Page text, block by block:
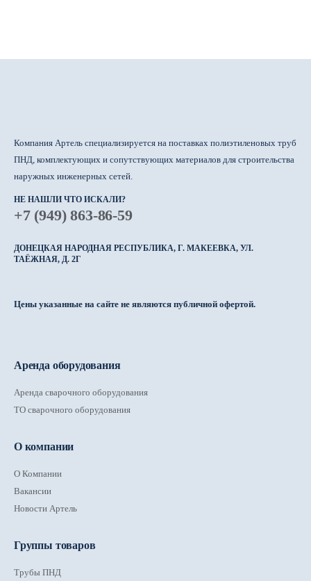
Компания Артель специализируется на поставках полиэтиленовых труб
ПНД, комплектующих и сопутствующих материалов для строительства
наружных инженерных сетей.
НЕ НАШЛИ ЧТО ИСКАЛИ?
+7 (949) 863-86-59
ДОНЕЦКАЯ НАРОДНАЯ РЕСПУБЛИКА, Г. МАКЕЕВКА, УЛ.
ТАЁЖНАЯ, Д. 2Г
Цены указанные на сайте не являются публичной офертой.
Аренда оборудования
Аренда сварочного оборудования
ТО сварочного оборудования
О компании
О Компании
Вакансии
Новости Артель
Группы товаров
Трубы ПНД